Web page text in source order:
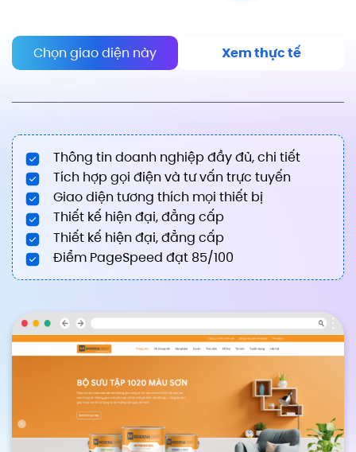
Chọn giao diện này Xem thực tế
Thông tin doanh nghiệp đầy đủ, chi tiết
Tích hợp gọi điện và tư vấn trực tuyến
Giao diện tương thích mọi thiết bị
Thiết kế hiện đại, đẳng cấp
Thiết kế hiện đại, đẳng cấp
Điểm PageSpeed đạt 85/100